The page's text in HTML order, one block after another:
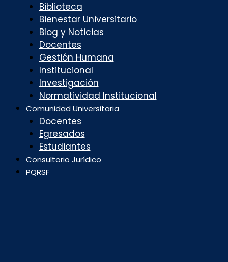
Biblioteca
Bienestar Universitario
Blog y Noticias
Docentes
Gestión Humana
Institucional
Investigación
Normatividad Institucional
Comunidad Universitaria
Docentes
Egresados
Estudiantes
Consultorio Jurídico
PQRSF